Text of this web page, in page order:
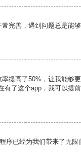
完善，遇到问题总是能
提高了50%，让我能够
有了这个app，我可以提
序已经为我们带来了无限